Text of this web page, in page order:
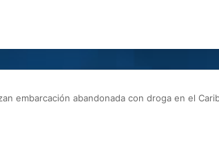
embarcación abandonada con droga en el